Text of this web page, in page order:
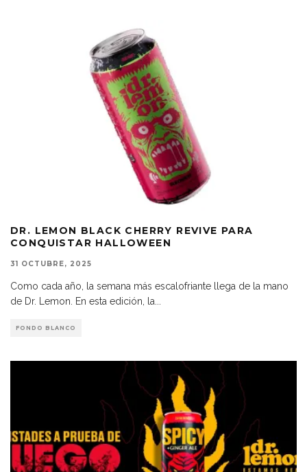
DR. LEMON BLACK CHERRY REVIVE PARA
CONQUISTAR HALLOWEEN
31 OCTUBRE, 2025
Como cada año, la semana más escalofriante llega de la mano
de Dr. Lemon. En esta edición, la...
FONDO BLANCO